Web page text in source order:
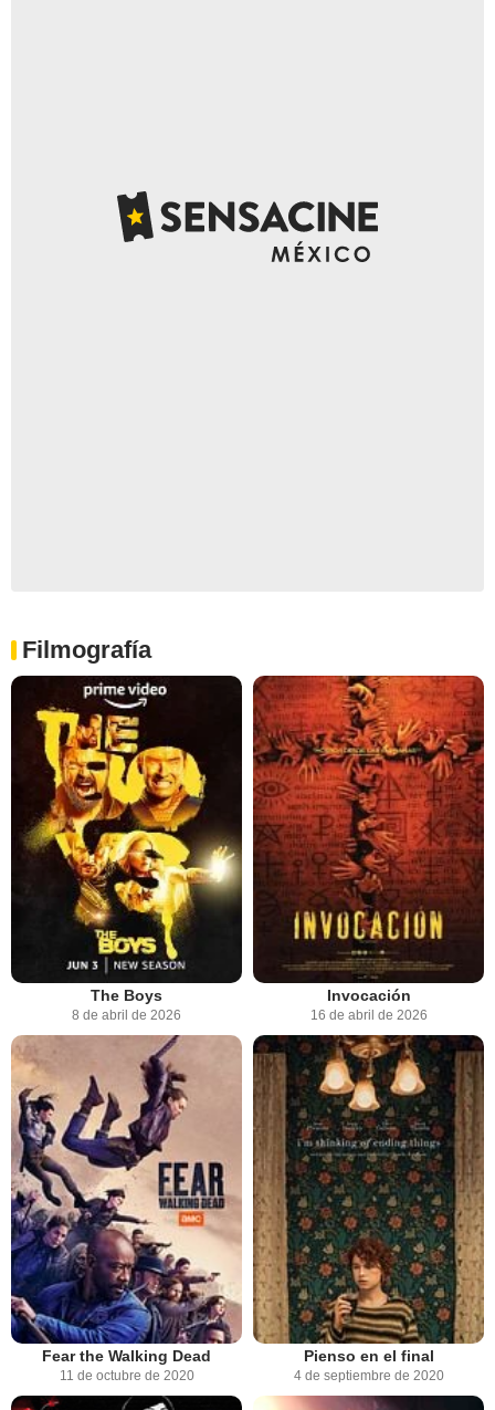
Filmografía
The Boys
8 de abril de 2026
Invocación
16 de abril de 2026
Fear the Walking Dead
11 de octubre de 2020
Pienso en el final
4 de septiembre de 2020